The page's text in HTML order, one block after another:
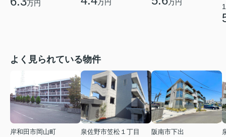
万円 万円 万円
よく見られている物件
岸和田市岡山町
泉佐野市笠松１丁目
阪南市下出